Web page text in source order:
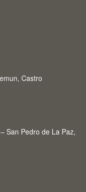
Castro
San Pedro de La Paz,